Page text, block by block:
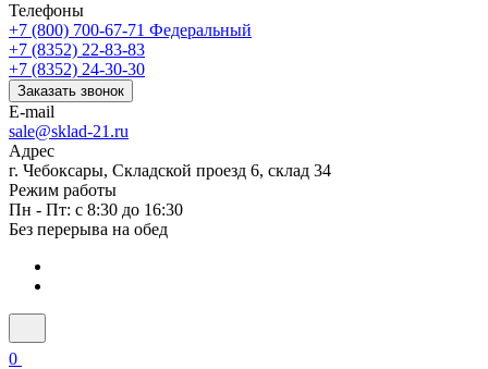
Телефоны
+7 (800) 700-67-71 Федеральный
+7 (8352) 22-83-83
+7 (8352) 24-30-30
Заказать звонок
E-mail
sale@sklad-21.ru
Адрес
г. Чебоксары, Складской проезд 6, склад 34
Режим работы
Пн - Пт: с 8:30 до 16:30
Без перерыва на обед
0